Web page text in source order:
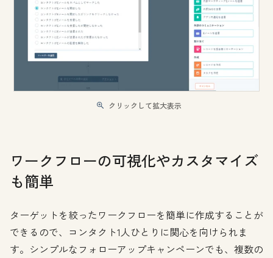
クリックして拡大表示
ワークフローの可視化やカスタマイズ
も簡単
ターゲットを絞ったワークフローを簡単に作成することが
できるので、コンタクト1人ひとりに関心を向けられま
す。シンプルなフォローアップキャンペーンでも、複数の